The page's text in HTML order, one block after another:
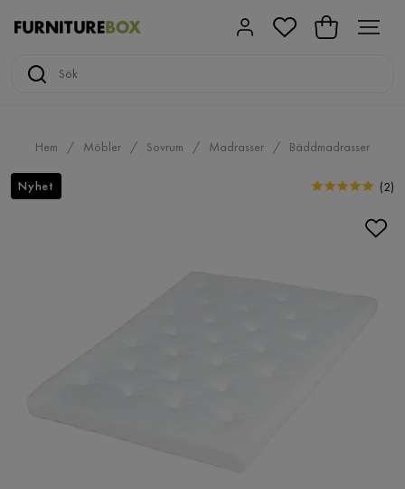
Hem Möbler Sovrum Madrasser Bäddmadrasser
Nyhet (2)